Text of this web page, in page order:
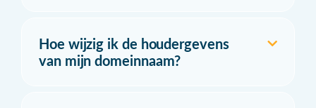
Hoe wijzig ik de houdergevens
van mijn domeinnaam?